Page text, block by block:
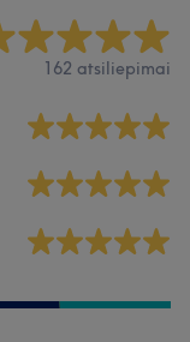
162 atsiliepimai